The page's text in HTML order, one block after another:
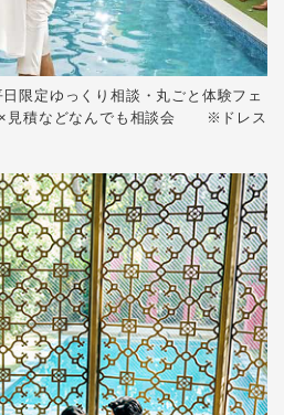
限定ゆっくり相談・丸ごと体験フェ
×見積などなんでも相談会 ※ドレス